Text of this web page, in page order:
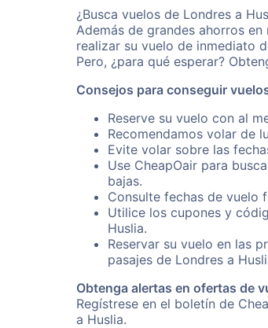
¿Busca vuelos de Londres a
Además de grandes ahorros
realizar su vuelo de inmediato
Pero, ¿para qué esperar?
Consejos para conseguir
Reserve su vuelo con al
Recomendamos volar de
Evite volar sobre las
Use CheapOair para
bajas.
Consulte fechas de vuelo
Utilice los cupones y
Huslia.
Reservar su vuelo en las
pasajes de Londres a
Obtenga alertas en ofertas de
Regístrese en el boletín de
a Huslia.